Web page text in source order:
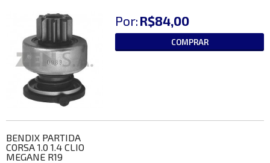
Por: R$84,00
COMPRAR
BENDIX PARTIDA
CORSA 1.0 1.4 CLIO
MEGANE R19